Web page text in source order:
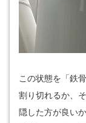
この状態を「鉄
割り切れるか、
隠した方が良い